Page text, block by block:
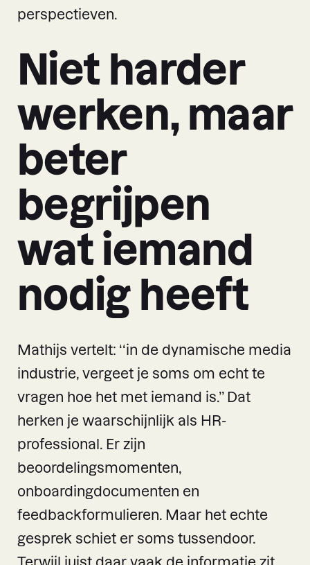
perspectieven.
Niet harder
werken, maar
beter
begrijpen
wat iemand
nodig heeft
Mathijs vertelt: ‘‘in de dynamische media
industrie, vergeet je soms om echt te
vragen hoe het met iemand is.’’ Dat
herken je waarschijnlijk als HR-
professional. Er zijn
beoordelingsmomenten,
onboardingdocumenten en
feedbackformulieren. Maar het echte
gesprek schiet er soms tussendoor.